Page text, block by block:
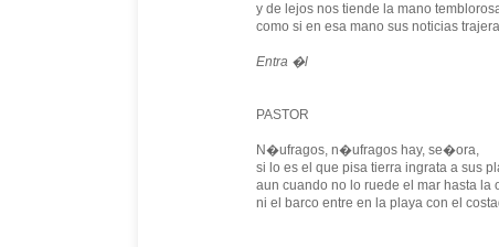
y de lejos nos tiende la mano
como si en esa mano sus noticias
Entra �l
PASTOR
N�ufragos, n�ufragos hay, se�ora,
si lo es el que pisa tierra ingrata a sus
aun cuando no lo ruede el mar hasta la
ni el barco entre en la playa con el